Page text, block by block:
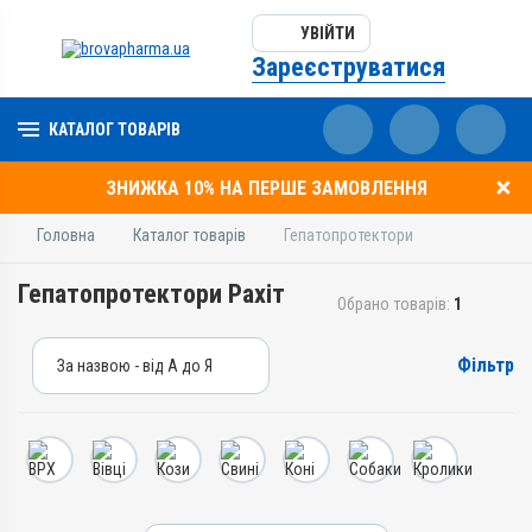
УВІЙТИ
Зареєструватися
КАТАЛОГ ТОВАРІВ
ЗНИЖКА 10% НА ПЕРШЕ ЗАМОВЛЕННЯ
Головна Каталог товарів Гепатопротектори
Гепатопротектори Рахіт Обрано товарів: 1
За назвою - від А до Я
За ціною – від дорогих
Фільтр